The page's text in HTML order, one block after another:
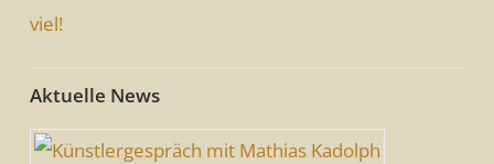
Aktuelle News